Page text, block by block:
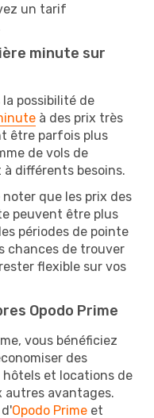
un tarif
minute sur
possibilité de
à des prix très
être parfois plus
de vols de
différents besoins.
que les prix des
peuvent être plus
périodes de pointe
chances de trouver
flexible sur vos
Opodo Prime
vous bénéficiez
des
hôtels et locations de
autres avantages.
Opodo Prime et